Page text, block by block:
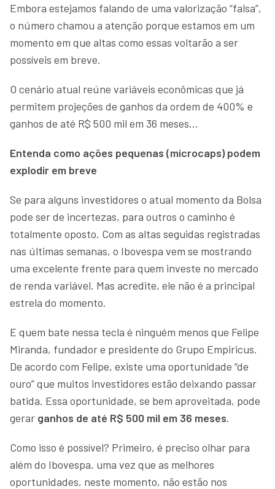
Embora estejamos falando de uma valorização “falsa”,
o número chamou a atenção porque estamos em um
momento em que altas como essas voltarão a ser
possíveis em breve.
O cenário atual reúne variáveis econômicas que já
permitem projeções de ganhos da ordem de 400% e
ganhos de até R$ 500 mil em 36 meses…
Entenda como ações pequenas (microcaps) podem
explodir em breve
Se para alguns investidores o atual momento da Bolsa
pode ser de incertezas, para outros o caminho é
totalmente oposto. Com as altas seguidas registradas
nas últimas semanas, o Ibovespa vem se mostrando
uma excelente frente para quem investe no mercado
de renda variável. Mas acredite, ele não é a principal
estrela do momento.
E quem bate nessa tecla é ninguém menos que Felipe
Miranda, fundador e presidente do Grupo Empiricus.
De acordo com Felipe, existe uma oportunidade “de
ouro” que muitos investidores estão deixando passar
batida. Essa oportunidade, se bem aproveitada, pode
gerar ganhos de até R$ 500 mil em 36 meses.
Como isso é possível? Primeiro, é preciso olhar para
além do Ibovespa, uma vez que as melhores
oportunidades, neste momento, não estão nos